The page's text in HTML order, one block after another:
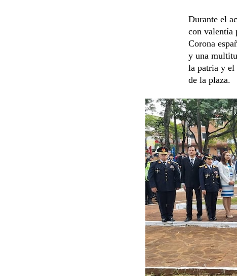
Durante el
con valentía
Corona
y una
la patria y el
de la plaza.